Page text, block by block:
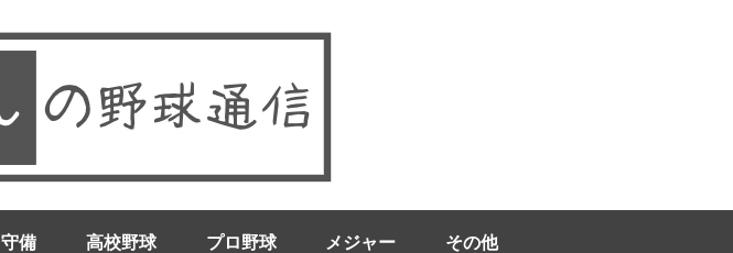
守備 高校野球 プロ野球 メジャー その他